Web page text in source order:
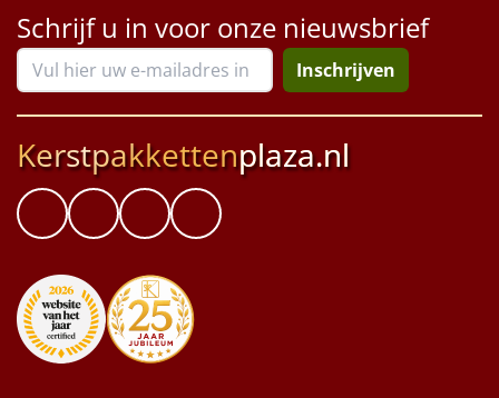
Schrijf u in voor onze nieuwsbrief
Inschrijven
Kerstpakkettenplaza.nl